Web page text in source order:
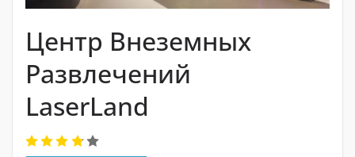
Центр Внеземных
Развлечений
LaserLand